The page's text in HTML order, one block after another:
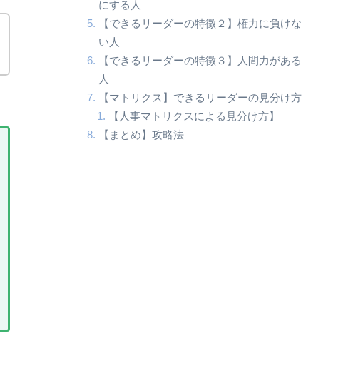
にする人
【できるリーダーの特徴２】権力に負けな
い人
【できるリーダーの特徴３】人間力がある
人
【マトリクス】できるリーダーの見分け方
【人事マトリクスによる見分け方】
【まとめ】攻略法